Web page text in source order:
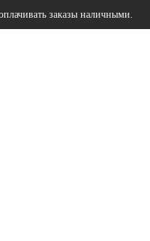
заказы наличными.